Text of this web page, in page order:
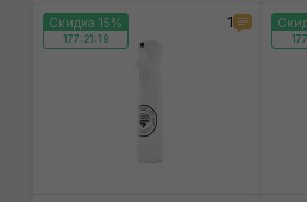
Скидка 15%
177:21:18
1